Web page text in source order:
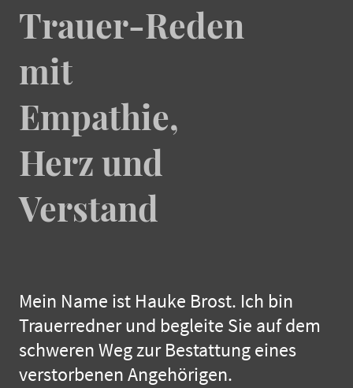
Trauer-Reden
mit
Empathie,
Herz und
Verstand
Mein Name ist Hauke Brost. Ich bin
Trauerredner und begleite Sie auf dem
schweren Weg zur Bestattung eines
verstorbenen Angehörigen.